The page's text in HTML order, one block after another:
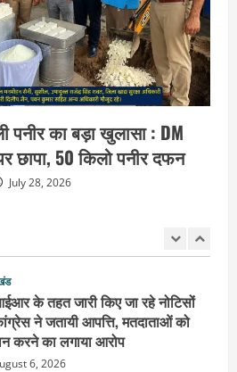
पनीर का बड़ा खुलासा : DM
छापा, 50 किलो पनीर दफन
July 28, 2026
5, 2026
की सेवा में जुटा हरिद्वार-रूड़की
प्राधिकरण, जलपान व प्रसाद वितरण
श्रद्धालुओं का दिल
5, 2026
ओलंपिक का सपना लेकर निकलेगी
के तहत जारी किए जा रहे नोटिसों
ने जतायी आपत्ति, मतदाताओं को
करने का लगाया आरोप
6, 2026